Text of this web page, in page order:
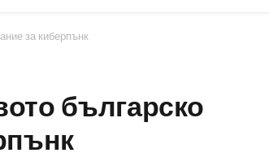
за киберпънк
българско